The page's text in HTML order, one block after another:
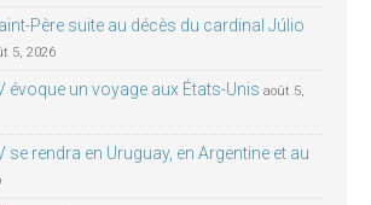
Père suite au décès du cardinal Júlio
5, 2026
évoque un voyage aux États-Unis août 5,
se rendra en Uruguay, en Argentine et au